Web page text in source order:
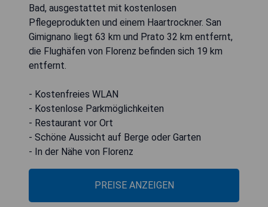
Bad, ausgestattet mit kostenlosen
Pflegeprodukten und einem Haartrockner. San
Gimignano liegt 63 km und Prato 32 km entfernt,
die Flughäfen von Florenz befinden sich 19 km
entfernt.
- Kostenfreies WLAN
- Kostenlose Parkmöglichkeiten
- Restaurant vor Ort
- Schöne Aussicht auf Berge oder Garten
- In der Nähe von Florenz
PREISE ANZEIGEN